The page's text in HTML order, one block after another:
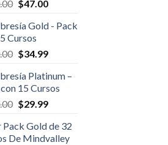
$47.00
Gold - Pack
Cursos
$34.99
Platinum –
15 Cursos
$29.99
Pack Gold de 32
De Mindvalley